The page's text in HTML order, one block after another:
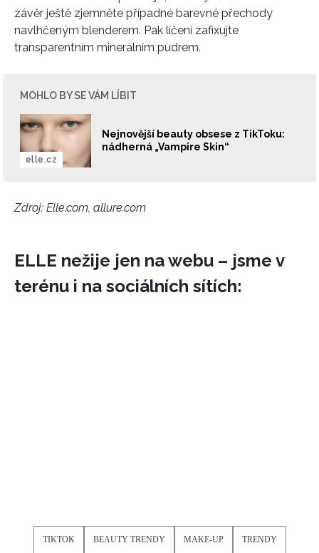
REDAKCE
závěr ještě zjemněte případné barevné přechody
navlhčeným blenderem. Pak líčení zafixujte
transparentním minerálním pudrem.
MOHLO BY SE VÁM LÍBIT
Nejnovější beauty obsese z TikToku:
nádherná „Vampire Skin“
elle.cz
Zdroj: Elle.com, allure.com
ELLE nežije jen na webu – jsme v
terénu i na sociálních sítích:
TIKTOK BEAUTY TRENDY MAKE-UP TRENDY